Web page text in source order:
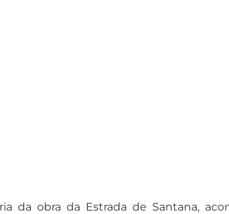
da obra da Estrada de Santana,